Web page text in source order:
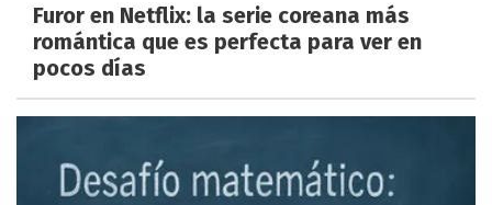
Furor en Netflix: la serie coreana más
romántica que es perfecta para ver en
pocos días